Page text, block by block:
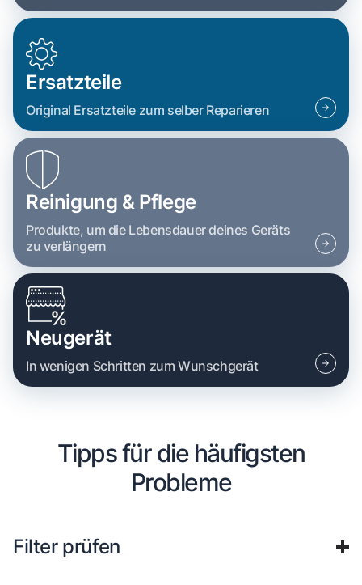
Ersatzteile
Original Ersatzteile zum selber Reparieren
Reinigung & Pflege
Produkte, um die Lebensdauer deines Geräts
zu verlängern
Neugerät
In wenigen Schritten zum Wunschgerät
Tipps für die häufigsten
Probleme
Filter prüfen